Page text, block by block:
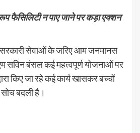
फैसिलिटी न पाए जाने पर कड़ा एक्शन
सेवाओं के जरिए आम जनमानस
सविन बंसल कई महत्वपूर्ण योजनाओं पर
किए जा रहे कई कार्य खासकर बच्चों
बदली है।